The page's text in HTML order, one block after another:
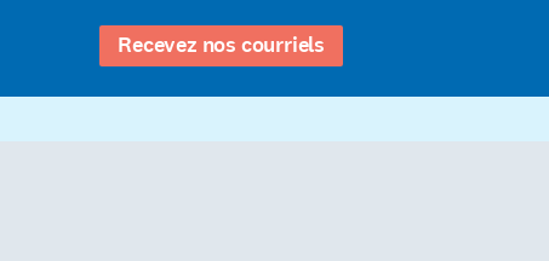
Recevez nos courriels